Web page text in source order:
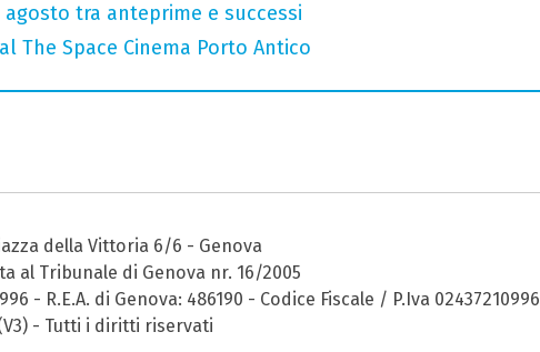
tra anteprime e successi
The Space Cinema Porto Antico
della Vittoria 6/6 - Genova
al Tribunale di Genova nr. 16/2005
- R.E.A. di Genova: 486190 - Codice Fiscale / P.Iva 02437210996
- Tutti i diritti riservati